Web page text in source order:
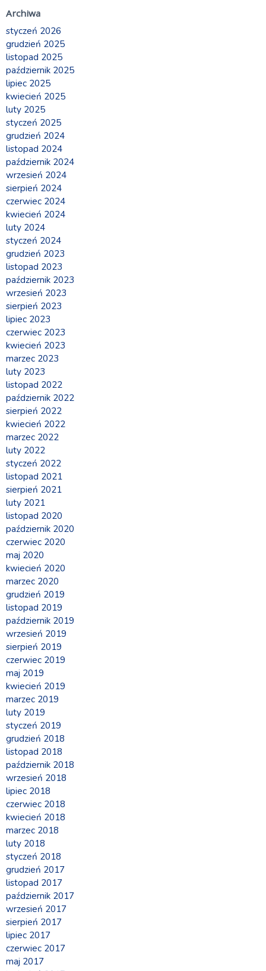
Archiwa
styczeń 2026
grudzień 2025
listopad 2025
październik 2025
lipiec 2025
kwiecień 2025
luty 2025
styczeń 2025
grudzień 2024
listopad 2024
październik 2024
wrzesień 2024
sierpień 2024
czerwiec 2024
kwiecień 2024
luty 2024
styczeń 2024
grudzień 2023
listopad 2023
październik 2023
wrzesień 2023
sierpień 2023
lipiec 2023
czerwiec 2023
kwiecień 2023
marzec 2023
luty 2023
listopad 2022
październik 2022
sierpień 2022
kwiecień 2022
marzec 2022
luty 2022
styczeń 2022
listopad 2021
sierpień 2021
luty 2021
listopad 2020
październik 2020
czerwiec 2020
maj 2020
kwiecień 2020
marzec 2020
grudzień 2019
listopad 2019
październik 2019
wrzesień 2019
sierpień 2019
czerwiec 2019
maj 2019
kwiecień 2019
marzec 2019
luty 2019
styczeń 2019
grudzień 2018
listopad 2018
październik 2018
wrzesień 2018
lipiec 2018
czerwiec 2018
kwiecień 2018
marzec 2018
luty 2018
styczeń 2018
grudzień 2017
listopad 2017
październik 2017
wrzesień 2017
sierpień 2017
lipiec 2017
czerwiec 2017
maj 2017